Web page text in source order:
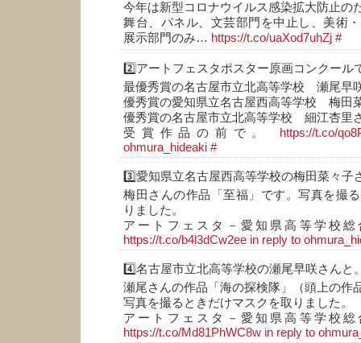
今年は新型コロナウイルス感染拡大防止の
舞台、パネル、文芸部門を中止し、美術
展示部門のみ… https://t.co/uaXod7uhZj #
2️⃣アートフェスタポスター原画コンクール
最優秀賞の名古屋市立北高等学校 瀬尾早
優秀賞の愛知県立名古屋西高等学校 梅田
優秀賞の名古屋市立北高等学校 細江杏
受賞作品の前で。
https://t.co/
ohmura_hideaki #
3️⃣愛知県立名古屋西高等学校の梅田菜々子
梅田さんの作品「至福」です。写真を撮
りました。
アートフェスタ－愛知県高等学校
https://t.co/b4l3dCw2ee in reply to
4️⃣名古屋市立北高等学校の瀬尾早咲さんと
瀬尾さんの作品「海の探検隊」（頭上の作
写真を撮るときだけマスクを取りました。
アートフェスタ－愛知県高等学校
https://t.co/Md81PhWC8w in reply to